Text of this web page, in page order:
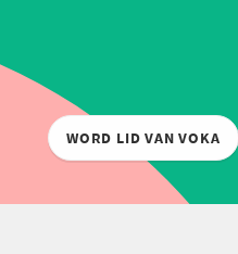
WORD LID VAN VOKA